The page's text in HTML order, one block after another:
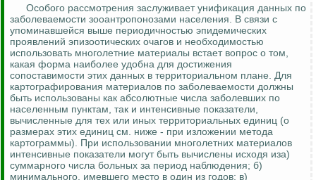
Особого рассмотрения заслуживает унификация данных по
заболеваемости зооантропонозами населения. В связи с
упоминавшейся выше периодичностью эпидемических
проявлений эпизоотических очагов и необходимостью
использовать многолетние материалы встает вопрос о том,
какая форма наиболее удобна для достижения
сопоставимости этих данных в территориальном плане. Для
картографирования материалов по заболеваемости должны
быть использованы как абсолютные числа заболевших по
населенным пунктам, так и интенсивные показатели,
вычисленные для тех или иных территориальных единиц (о
размерах этих единиц см. ниже - при изложении метода
картограммы). При использовании многолетних материалов
интенсивные показатели могут быть вычислены исходя иза)
суммарного числа больных за период наблюдения; б)
минимального, имевшего место в один из годов; в)